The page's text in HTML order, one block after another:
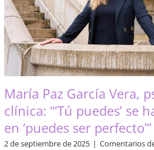
María Paz García Vera,
clínica: “‘Tú puedes’ se
en ‘puedes ser perfecto’”
2 de septiembre de 2025 | Comentarios